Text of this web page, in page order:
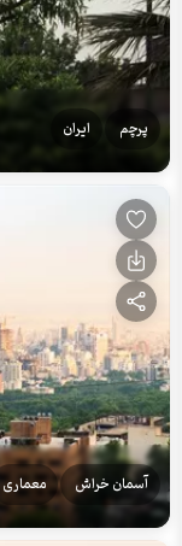
پرچم ایران
آسمان خراش معماری